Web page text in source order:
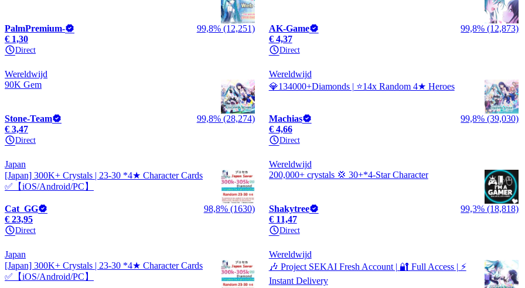
PalmPremium-
99,8% (12,251)
€ 1,30
Direct
AK-Game
99,8% (12,873)
€ 4,37
Direct
Wereldwijd
90K Gem
Stone-Team
99,8% (28,274)
€ 3,47
Direct
Wereldwijd
💎134000+Diamonds | ⭐14x Random 4★ Heroes
Machias
99,8% (39,030)
€ 4,66
Direct
Japan
[Japan] 300K+ Crystals | 23-30 *4★ Character Cards
✅【iOS/Android/PC】
Cat_GG
98,8% (1630)
€ 23,95
Direct
Wereldwijd
200,000+ crystals 💢 30+*4-Star Character
Shakytree
99,3% (18,818)
€ 11,47
Direct
Japan
[Japan] 300K+ Crystals | 23-30 *4★ Character Cards
✅【iOS/Android/PC】
Wereldwijd
🎶 Project SEKAI Fresh Account | 🔐 Full Access | ⚡
Instant Delivery